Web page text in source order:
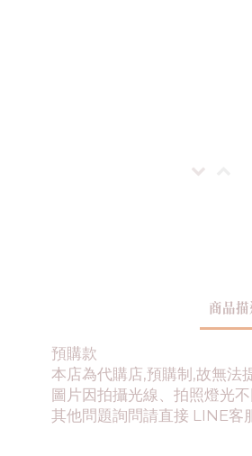
商品描
預購款
本店為代購店,預購制,故無法
圖片因拍攝光線、拍照燈光
其他問題詢問請直接 LINE客